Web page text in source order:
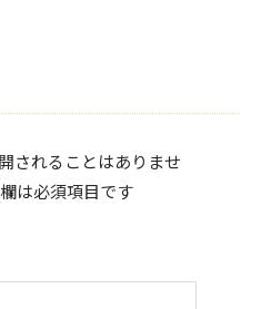
されることはありませ
は必須項目です